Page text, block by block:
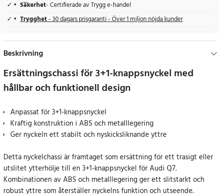
Säkerhet- Certifierade av Trygg e-handel
Trygghet- 30 dagars prisgaranti - Över 1 miljon nöjda kunder
Beskrivning
Ersättningschassi för 3+1-knappsnyckel med
hållbar och funktionell design
Anpassat för 3+1-knappsnyckel
Kraftig konstruktion i ABS och metalllegering
Ger nyckeln ett stabilt och nyskicksliknande yttre
Detta nyckelchassi är framtaget som ersättning för ett trasigt eller
utslitet ytterhölje till en 3+1-knappsnyckel för Audi Q7.
Kombinationen av ABS och metalllegering ger ett slitstarkt och
robust yttre som återställer nyckelns funktion och utseende.